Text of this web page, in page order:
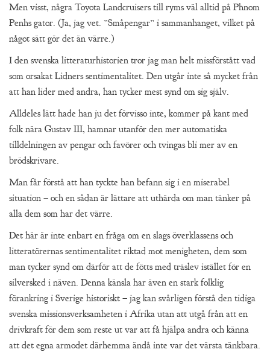
Men visst, några Toyota Landcruisers till ryms väl alltid på Phnom
Penhs gator. (Ja, jag vet. ”Småpengar” i sammanhanget, vilket på
något sätt gör det än värre.)
I den svenska litteraturhistorien tror jag man helt missförstått vad
som orsakat Lidners sentimentalitet. Den utgår inte så mycket från
att han lider med andra, han tycker mest synd om sig själv.
Alldeles lätt hade han ju det förvisso inte, kommer på kant med
folk nära Gustav III, hamnar utanför den mer automatiska
tilldelningen av pengar och favörer och tvingas bli mer av en
brödskrivare.
Man får förstå att han tyckte han befann sig i en miserabel
situation – och en sådan är lättare att uthärda om man tänker på
alla dem som har det värre.
Det här är inte enbart en fråga om en slags överklassens och
litteratörernas sentimentalitet riktad mot menigheten, dem som
man tycker synd om därför att de fötts med träslev istället för en
silversked i näven. Denna känsla har även en stark folklig
förankring i Sverige historiskt – jag kan svårligen förstå den tidiga
svenska missionsverksamheten i Afrika utan att utgå från att en
drivkraft för dem som reste ut var att få hjälpa andra och känna
att det egna armodet därhemma ändå inte var det värsta tänkbara.